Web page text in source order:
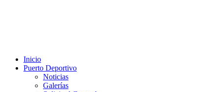
Inicio
Puerto Deportivo
Noticias
Galerías